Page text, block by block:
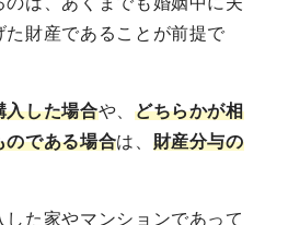
財産であることが前提で
入した場合や、 どちらかが相
のである場合は、 財産分与の
た家やマンションであって